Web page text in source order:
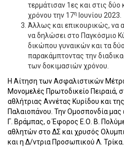
τερμάτισαν 1ες και στις
χρόνου την 17η Ιουνίου 2023.
Άλλως και επικουρικώς, να
να δηλώσει στο Παγκόσμιο
δικώπου γυναικών και τα
παρακάμπτοντας την
των δοκιμασιών χρόνου.
Η Αίτηση των Ασφαλιστικών
Μονομελές Πρωτοδικείο Πειραιά,
αθλήτριας Αννέτας Κυρίδου και
Παλαιοπάνου. Την Ομοσπονδία
Γ. Βράμπας, ο Έφορος Ε.Ο. Β.
αθλητών στο ΔΣ και χρυσός
και η Δ/ντρια Προσωπικού Λ.